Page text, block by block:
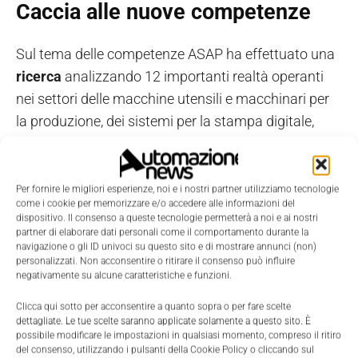
Per fornire le migliori esperienze, noi e i nostri partner utilizziamo tecnologie
come i cookie per memorizzare e/o accedere alle informazioni del
dispositivo. Il consenso a queste tecnologie permetterà a noi e ai nostri
partner di elaborare dati personali come il comportamento durante la
navigazione o gli ID univoci su questo sito e di mostrare annunci (non)
personalizzati. Non acconsentire o ritirare il consenso può influire
negativamente su alcune caratteristiche e funzioni.
Clicca qui sotto per acconsentire a quanto sopra o per fare scelte
dettagliate. Le tue scelte saranno applicate solamente a questo sito. È
possibile modificare le impostazioni in qualsiasi momento, compreso il ritiro
del consenso, utilizzando i pulsanti della Cookie Policy o cliccando sul
Caccia alle nuove competenze
Sul tema delle competenze ASAP ha effettuato una
ricerca analizzando 12 importanti realtà operanti
nei settori delle macchine utensili e macchinari per
la produzione, dei sistemi per la stampa digitale,
Sono stati coinvolti esponenti delladirezione
aziendale,risorse umaneeservice manager.
Il risultato di questa ricerca è stato lo sviluppo di un
digital servitizaton.